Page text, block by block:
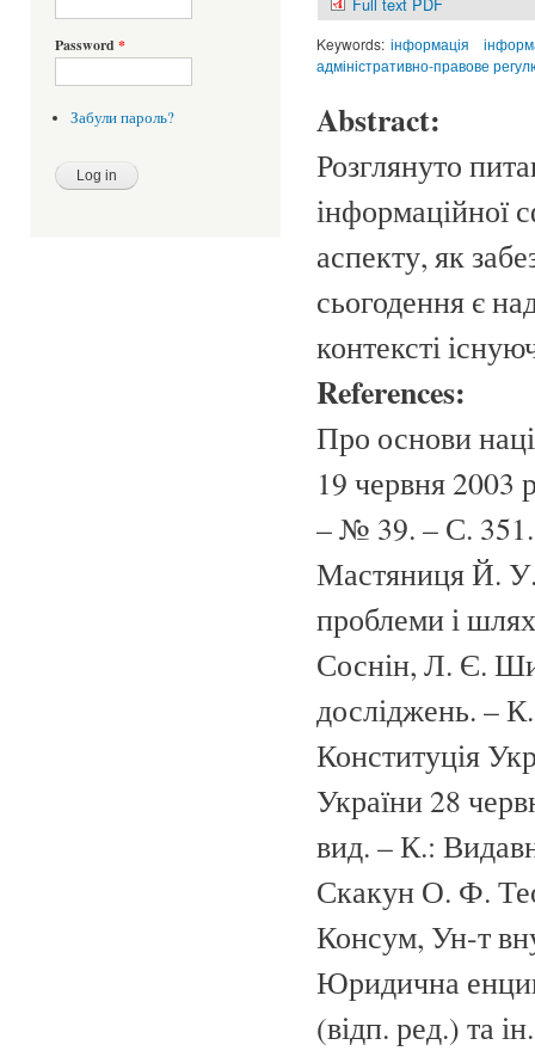
Password *
Забули пароль?
Keywords: інформація
адміністративно-правове
Abstract:
Розглянуто
інформаційної
аспекту, як
сьогодення є
контексті
References:
Про основи
19 червня 2003
– № 39. – С. 351.
Мастяниця Й. У.
проблеми і
Соснін, Л. Є.
досліджень. –
Конституція
України 28
вид. – К.:
Скакун О. Ф.
Консум, Ун-т
Юридична
(відп. ред.) та